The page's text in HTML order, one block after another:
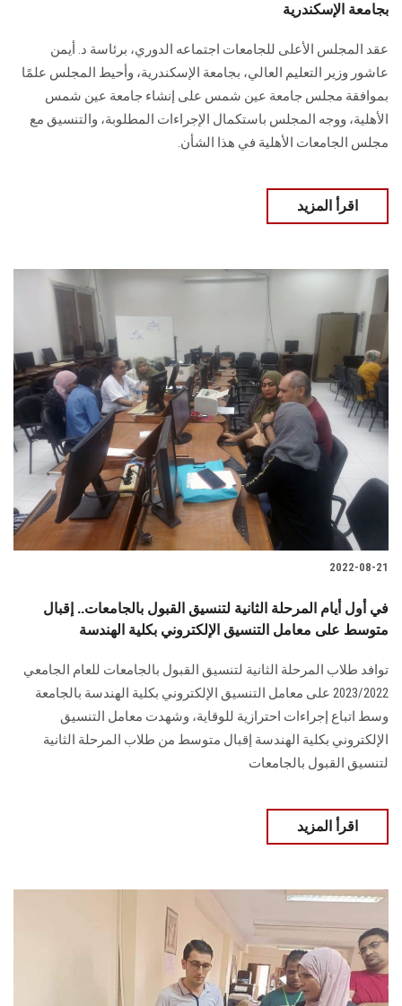
الزائـرون
سجل الان
بجامعة الإسكندرية
عقد المجلس الأعلى للجامعات اجتماعه الدوري، برئاسة د. أيمن
عاشور وزير التعليم العالي، بجامعة الإسكندرية، وأحيط المجلس علمًا
بموافقة مجلس جامعة عين شمس على إنشاء جامعة عين شمس
الأهلية، ووجه المجلس باستكمال الإجراءات المطلوبة، والتنسيق مع
مجلس الجامعات الأهلية في هذا الشأن.
اقرأ المزيد
2022-08-21
في أول أيام المرحلة الثانية لتنسيق القبول بالجامعات.. إقبال
متوسط على معامل التنسيق الإلكتروني بكلية الهندسة
توافد طلاب المرحلة الثانية لتنسيق القبول بالجامعات للعام الجامعي
2023/2022 على معامل التنسيق الإلكتروني بكلية الهندسة بالجامعة
وسط اتباع إجراءات احترازية للوقاية، وشهدت معامل التنسيق
الإلكتروني بكلية الهندسة إقبال متوسط من طلاب المرحلة الثانية
لتنسيق القبول بالجامعات
اقرأ المزيد